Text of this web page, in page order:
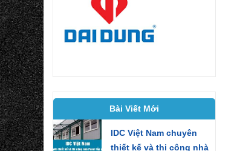
Bài Viết Mới
IDC Việt Nam chuyên
thiết kế và thi công nhà